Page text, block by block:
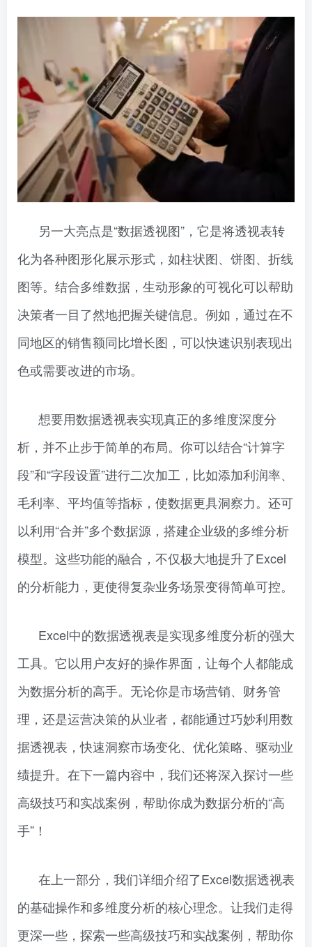
另一大亮点是“数据透视图”，它是将透视表转
化为各种图形化展示形式，如柱状图、饼图、折线
图等。结合多维数据，生动形象的可视化可以帮助
决策者一目了然地把握关键信息。例如，通过在不
同地区的销售额同比增长图，可以快速识别表现出
色或需要改进的市场。
想要用数据透视表实现真正的多维度深度分
析，并不止步于简单的布局。你可以结合“计算字
段”和“字段设置”进行二次加工，比如添加利润率、
毛利率、平均值等指标，使数据更具洞察力。还可
以利用“合并”多个数据源，搭建企业级的多维分析
模型。这些功能的融合，不仅极大地提升了Excel
的分析能力，更使得复杂业务场景变得简单可控。
Excel中的数据透视表是实现多维度分析的强大
工具。它以用户友好的操作界面，让每个人都能成
为数据分析的高手。无论你是市场营销、财务管
理，还是运营决策的从业者，都能通过巧妙利用数
据透视表，快速洞察市场变化、优化策略、驱动业
绩提升。在下一篇内容中，我们还将深入探讨一些
高级技巧和实战案例，帮助你成为数据分析的“高
手”！
在上一部分，我们详细介绍了Excel数据透视表
的基础操作和多维度分析的核心理念。让我们走得
更深一些，探索一些高级技巧和实战案例，帮助你